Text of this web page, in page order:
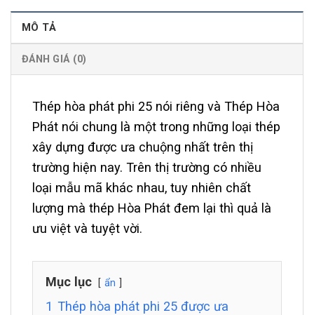
MÔ TẢ
ĐÁNH GIÁ (0)
Thép hòa phát phi 25 nói riêng và Thép Hòa
Phát nói chung là một trong những loại thép
xây dựng được ưa chuộng nhất trên thị
trường hiện nay. Trên thị trường có nhiều
loại mẫu mã khác nhau, tuy nhiên chất
lượng mà thép Hòa Phát đem lại thì quả là
ưu việt và tuyệt vời.
Mục lục ẩn
1 Thép hòa phát phi 25 được ưa